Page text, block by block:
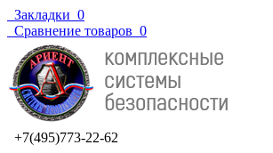
Закладки 0
Сравнение товаров 0
+7(495)773-22-62